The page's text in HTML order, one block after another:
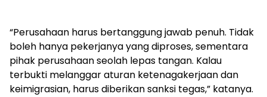
“Perusahaan harus bertanggung jawab penuh. Tidak
boleh hanya pekerjanya yang diproses, sementara
pihak perusahaan seolah lepas tangan. Kalau
terbukti melanggar aturan ketenagakerjaan dan
keimigrasian, harus diberikan sanksi tegas,” katanya.